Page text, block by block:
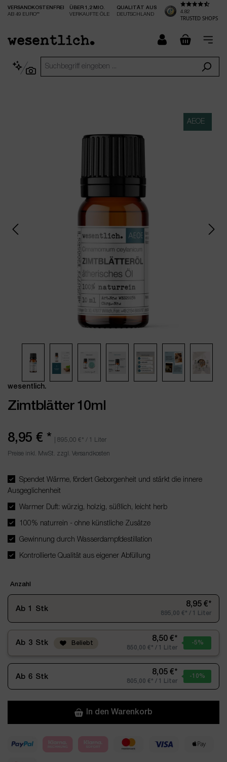
springen
VERSANDKOSTENFREI
AB 49 EURO**
ÜBER 1,2 MIO.
VERKAUFTE ÖLE
QUALITÄT AUS
DEUTSCHLAND
4.82
TRUSTED SHOPS
AEOE
wesentlich.
Zimtblätter 10ml
8,95 € * 895,00 € * / 1 Liter
Preise inkl. MwSt. zzgl. Versandkosten
Spendet Wärme, fördert Geborgenheit und stärkt die innere
Ausgeglichenheit
Warmer Duft: würzig, holzig, süßlich, leicht herb
100% naturrein - ohne künstliche Zusätze
Gewinnung durch Wasserdampfdestillation
Kontrollierte Qualität aus eigener Abfüllung
Anzahl
Ab 1 Stk
8,95 €*
895,00 €* / 1 Liter
Ab 3 Stk Beliebt
8,50 €*
850,00 €* / 1 Liter
-5%
Ab 6 Stk
8,05 €*
805,00 €* / 1 Liter
-10%
In den Warenkorb